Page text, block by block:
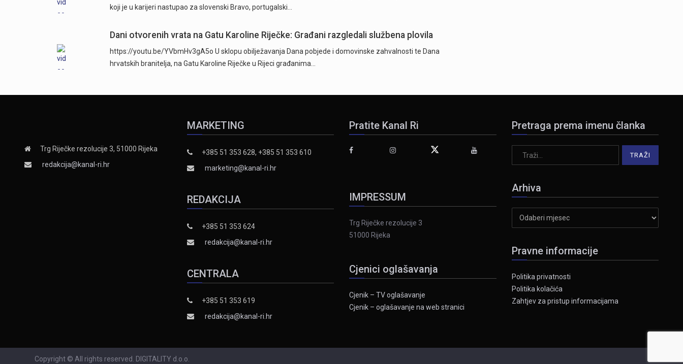
koji je u karijeri nastupao za slovenski Bravo, portugalski…
Dani otvorenih vrata na Gatu Karoline Riječke: Građani razgledali službena plovila
https://youtu.be/YVbmHv3gA5o U sklopu obilježavanja Dana pobjede i domovinske zahvalnosti te Dana
hrvatskih branitelja, na Gatu Karoline Riječke u Rijeci građanima…
Trg Riječke rezolucije 3, 51000 Rijeka
redakcija@kanal-ri.hr
MARKETING
+385 51 353 628, +385 51 353 610
marketing@kanal-ri.hr
REDAKCIJA
+385 51 353 624
redakcija@kanal-ri.hr
CENTRALA
+385 51 353 619
redakcija@kanal-ri.hr
Pratite Kanal Ri
IMPRESSUM
Trg Riječke rezolucije 3
51000 Rijeka
Cjenici oglašavanja
Cjenik – TV oglašavanje
Cjenik – oglašavanje na web stranici
Pretraga prema imenu članka
Arhiva
Pravne informacije
Politika privatnosti
Politika kolačića
Zahtjev za pristup informacijama
Copyright © All rights reserved. DIGITALITY d.o.o.